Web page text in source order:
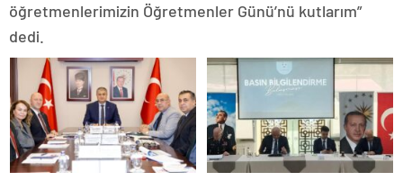
öğretmenlerimizin Öğretmenler Günü’nü kutlarım”
dedi.